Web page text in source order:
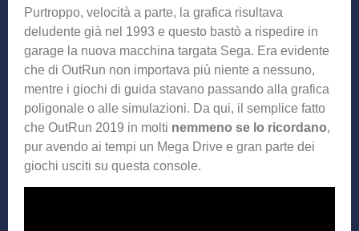
Purtroppo, velocità a parte, la grafica risultava
deludente già nel 1993 e questo bastò a rispedire in
garage la nuova macchina targata Sega. Era evidente
che di OutRun non importava più niente a nessuno,
mentre i giochi di guida stavano passando alla grafica
poligonale o alle simulazioni. Da qui, il semplice fatto
che OutRun 2019 in molti nemmeno se lo ricordano,
pur avendo ai tempi un Mega Drive e gran parte dei
giochi usciti su questa console.